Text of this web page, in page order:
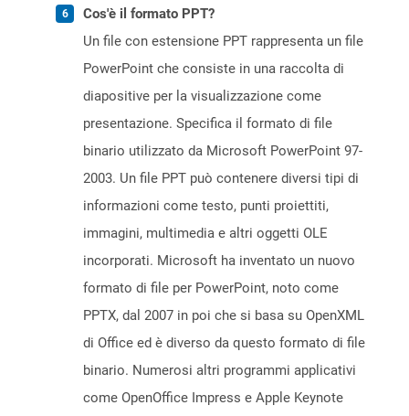
Cos'è il formato PPT?
Un file con estensione PPT rappresenta un file
PowerPoint che consiste in una raccolta di
diapositive per la visualizzazione come
presentazione. Specifica il formato di file
binario utilizzato da Microsoft PowerPoint 97-
2003. Un file PPT può contenere diversi tipi di
informazioni come testo, punti proiettiti,
immagini, multimedia e altri oggetti OLE
incorporati. Microsoft ha inventato un nuovo
formato di file per PowerPoint, noto come
PPTX, dal 2007 in poi che si basa su OpenXML
di Office ed è diverso da questo formato di file
binario. Numerosi altri programmi applicativi
come OpenOffice Impress e Apple Keynote